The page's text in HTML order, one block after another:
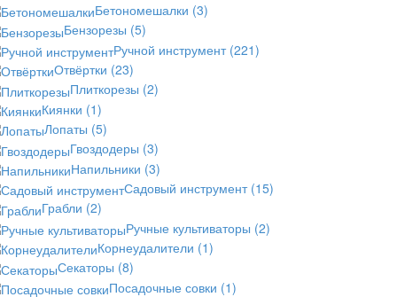
Бетономешалки (3)
Бензорезы (5)
Ручной инструмент (221)
Отвёртки (23)
Плиткорезы (2)
Киянки (1)
Лопаты (5)
Гвоздодеры (3)
Напильники (3)
Садовый инструмент (15)
Грабли (2)
Ручные культиваторы (2)
Корнеудалители (1)
Секаторы (8)
Посадочные совки (1)